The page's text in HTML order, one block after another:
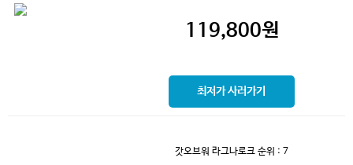
119,800원
최저가 사러가기
갓오브워 라그나로크 순위 : 7